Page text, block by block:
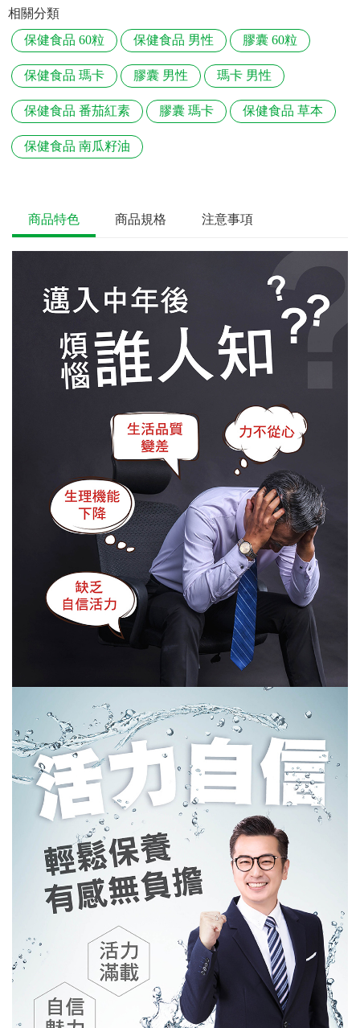
相關分類
保健食品 60粒
保健食品 男性 膠囊 60粒
保健食品 瑪卡 膠囊 男性 瑪卡 男性
保健食品 番茄紅素 膠囊 瑪卡 保健食品 草本
保健食品 南瓜籽油
商品特色 商品規格 注意事項